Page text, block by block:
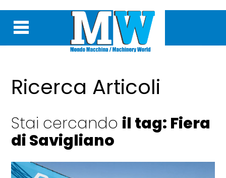
Ricerca Articoli
Stai cercando il tag: Fiera
di Savigliano